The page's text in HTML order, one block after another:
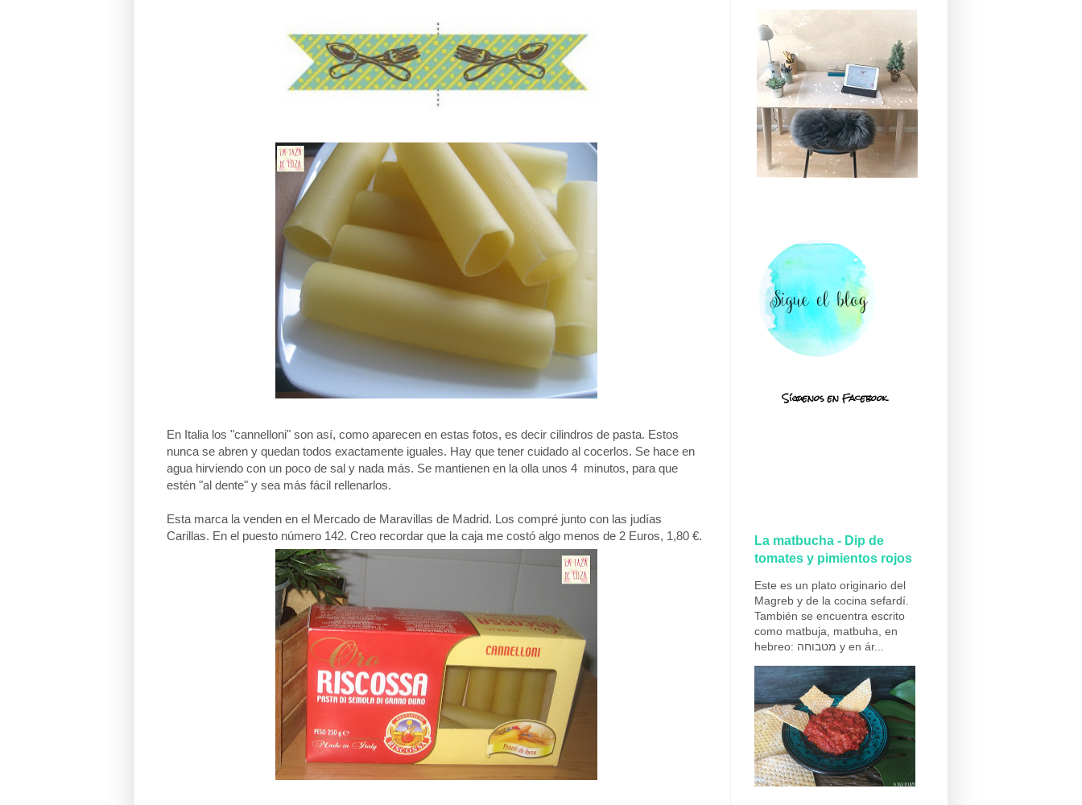
En Italia los "cannelloni" son así, como aparecen en estas fotos, es decir cilindros de pasta. Estos
nunca se abren y quedan todos exactamente iguales. Hay que tener cuidado al cocerlos. Se hace en
agua hirviendo con un poco de sal y nada más. Se mantienen en la olla unos 4 minutos, para que
estén "al dente" y sea más fácil rellenarlos.
Esta marca la venden en el Mercado de Maravillas de Madrid. Los compré junto con las judías
Carillas. En el puesto número 142. Creo recordar que la caja me costó algo menos de 2 Euros, 1,80 €.
Síguenos en Facebook
La matbucha - Dip de
tomates y pimientos rojos
Este es un plato originario del
Magreb y de la cocina sefardí.
También se encuentra escrito
como matbuja, matbuha, en
hebreo: מטבוחה y en ár...